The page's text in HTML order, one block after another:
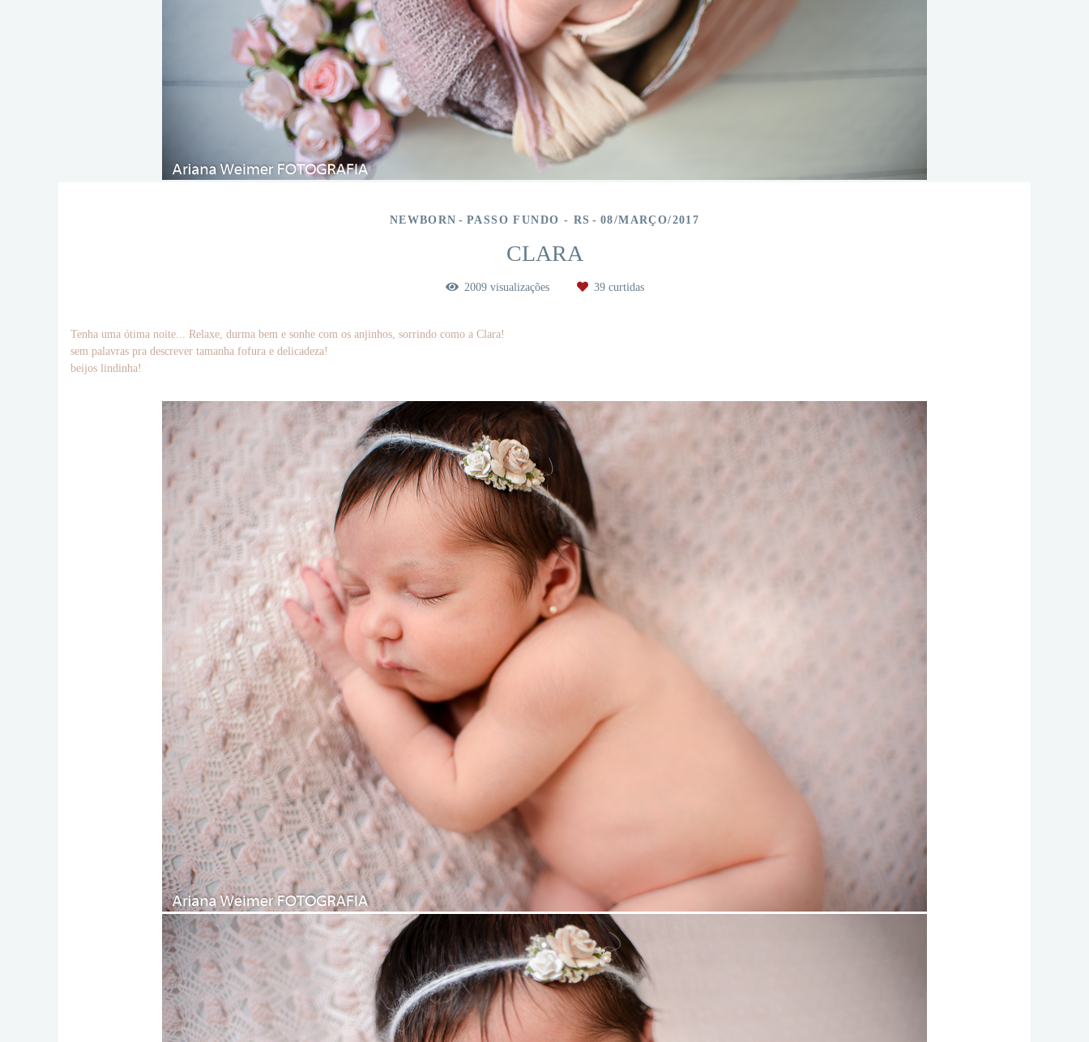
NEWBORN PASSO FUNDO - RS 08/MARÇO/2017
CLARA
2009visualizações 39curtidas
Tenha uma ótima noite... Relaxe, durma bem e sonhe com os anjinhos, sorrindo como a Clara!
sem palavras pra descrever tamanha fofura e delicadeza!
beijos lindinha!